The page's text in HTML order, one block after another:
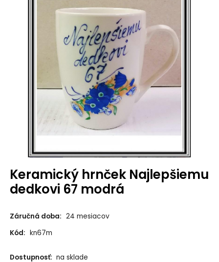
Keramický hrnček Najlepšiemu
dedkovi 67 modrá
Záručná doba: 24 mesiacov
Kód: kn67m
Dostupnosť: na sklade